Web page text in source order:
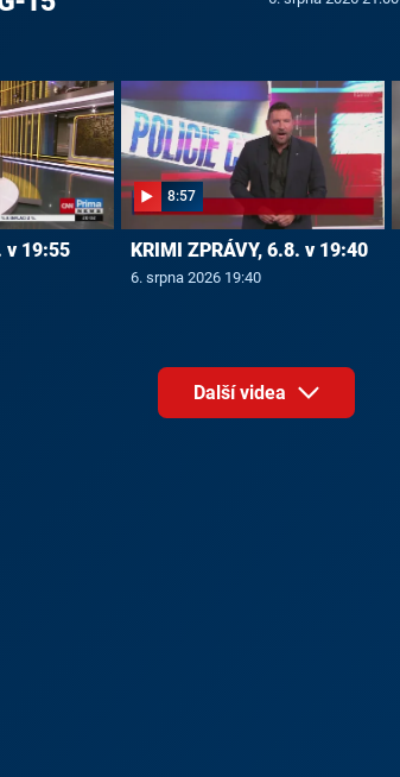
v 19:55
8:57
KRIMI ZPRÁVY, 6.8. v 19:40
6. srpna 2026 19:40
Další videa